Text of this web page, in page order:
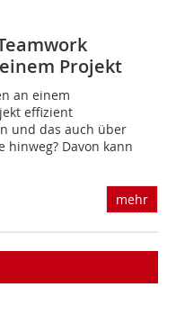
Projekt
an einem
effizient
und das auch über
hinweg? Davon kann
mehr